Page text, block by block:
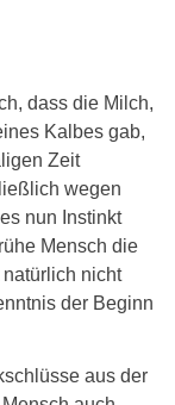
dass die Milch,
Kalbes gab,
Zeit
wegen
nun Instinkt
Mensch die
nicht
der Beginn
aus der